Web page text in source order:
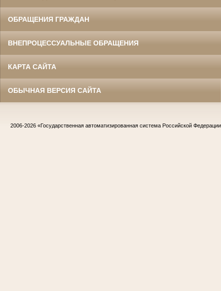
ОБРАЩЕНИЯ ГРАЖДАН
ВНЕПРОЦЕССУАЛЬНЫЕ ОБРАЩЕНИЯ
КАРТА САЙТА
ОБЫЧНАЯ ВЕРСИЯ САЙТА
2006-2026 «Государственная автоматизированная система Российской